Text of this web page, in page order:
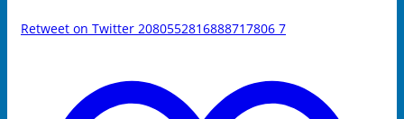
Retweet on Twitter 2080552816888717806 7